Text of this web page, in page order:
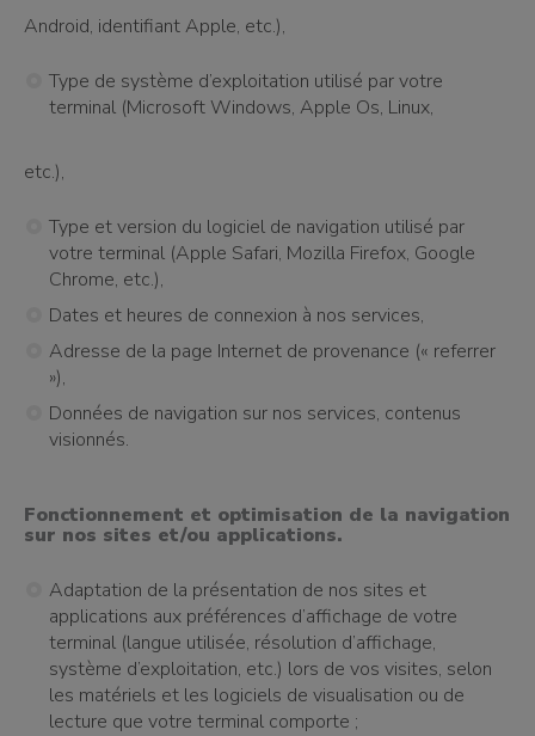
Android, identifiant Apple, etc.),
Type de système d’exploitation utilisé par votre
terminal (Microsoft Windows, Apple Os, Linux,
etc.),
Type et version du logiciel de navigation utilisé par
votre terminal (Apple Safari, Mozilla Firefox, Google
Chrome, etc.),
Dates et heures de connexion à nos services,
Adresse de la page Internet de provenance (« referrer
»),
Données de navigation sur nos services, contenus
visionnés.
Fonctionnement et optimisation de la navigation
sur nos sites et/ou applications.
Adaptation de la présentation de nos sites et
applications aux préférences d’affichage de votre
terminal (langue utilisée, résolution d’affichage,
système d’exploitation, etc.) lors de vos visites, selon
les matériels et les logiciels de visualisation ou de
lecture que votre terminal comporte ;